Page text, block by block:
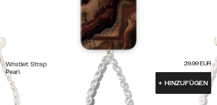
Wristlet Strap
Pearl
29.99 EUR
+ HINZUFÜGEN